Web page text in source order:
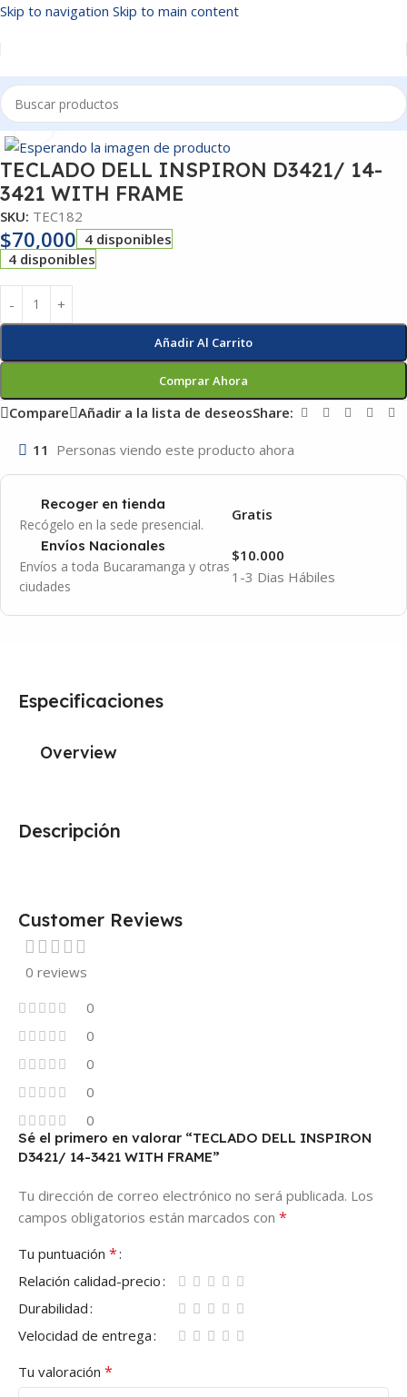
Skip to navigation Skip to main content
Inicio/TECLADOS
Click to enlarge
TECLADO DELL INSPIRON D3421/ 14-
3421 WITH FRAME
SKU: TEC182
$70,000 4 disponibles
4 disponibles
Añadir Al Carrito
Comprar Ahora
Compare Añadir a la lista de deseosShare:
11 Personas viendo este producto ahora
Recoger en tienda
Recógelo en la sede presencial.
Gratis
Envíos Nacionales
Envíos a toda Bucaramanga y otras
ciudades
1-3 Dias Hábiles
$10.000
Descripción
Especificaciones
Overview
Customer Reviews
0 reviews
0
0
0
0
0
Sé el primero en valorar “TECLADO DELL INSPIRON
D3421/ 14-3421 WITH FRAME”
Tu dirección de correo electrónico no será publicada. Los
campos obligatorios están marcados con *
Tu puntuación *
Relación calidad-precio
Durabilidad
Velocidad de entrega
Tu valoración *